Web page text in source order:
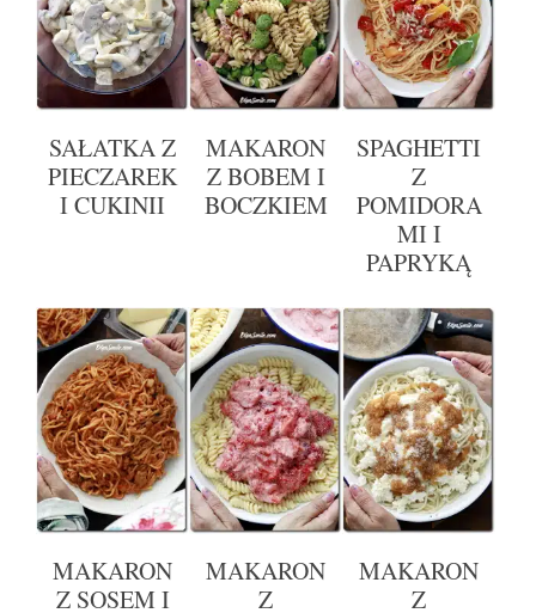
SAŁATKA Z
PIECZAREK
I CUKINII
MAKARON
Z BOBEM I
BOCZKIEM
SPAGHETTI
Z
POMIDORA
MI I
PAPRYKĄ
MAKARON
Z SOSEM I
MAKARON
Z
MAKARON
Z